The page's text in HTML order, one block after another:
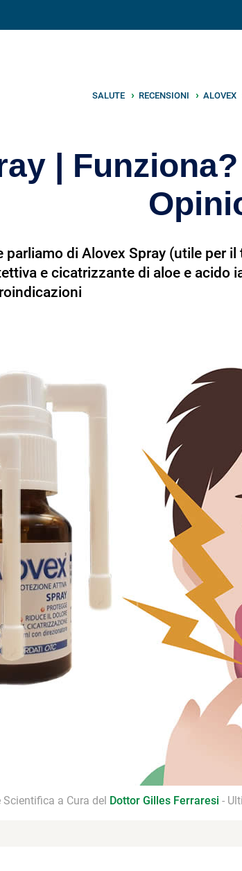
SALUTE RECENSIONI ALOVEX
|
parliamo di Alovex Spray (utile per
e cicatrizzante di aloe e acido
Scientifica a Cura del Dottor Gilles Ferraresi -